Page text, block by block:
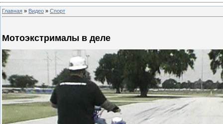
Главная » Видео » Спорт
Мотоэкстрималы в деле